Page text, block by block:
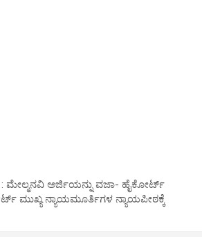
ಮೇಲ್ಮನವಿ ಅರ್ಜಿಯನ್ನು ವಜಾ- ಹೈಕೋರ್ಟ್
ಮುಖ್ಯ ನ್ಯಾಯಮೂರ್ತಿಗಳ ನ್ಯಾಯಪೀಠಕ್ಕೆ